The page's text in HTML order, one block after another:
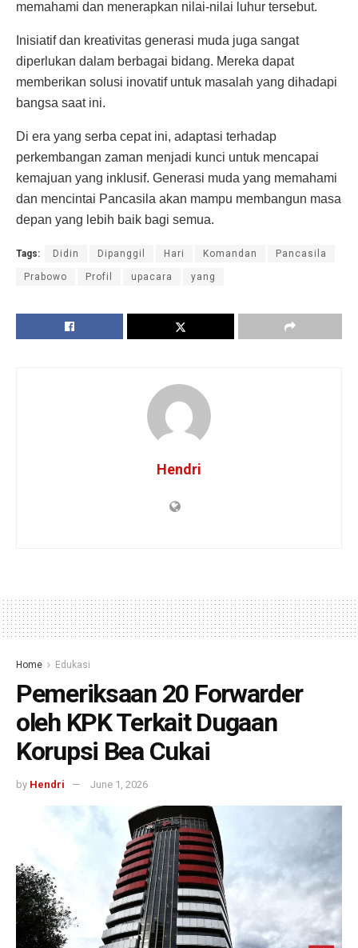
memahami dan menerapkan nilai-nilai luhur tersebut.
Inisiatif dan kreativitas generasi muda juga sangat
diperlukan dalam berbagai bidang. Mereka dapat
memberikan solusi inovatif untuk masalah yang dihadapi
bangsa saat ini.
Di era yang serba cepat ini, adaptasi terhadap
perkembangan zaman menjadi kunci untuk mencapai
kemajuan yang inklusif. Generasi muda yang memahami
dan mencintai Pancasila akan mampu membangun masa
depan yang lebih baik bagi semua.
Tags: Didin Dipanggil Hari Komandan Pancasila
Prabowo Profil upacara yang
Hendri
Home Edukasi
Pemeriksaan 20 Forwarder
oleh KPK Terkait Dugaan
Korupsi Bea Cukai
by Hendri June 1, 2026